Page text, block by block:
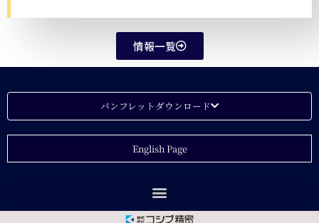
情報一覧
パンフレットダウンロード
English Page